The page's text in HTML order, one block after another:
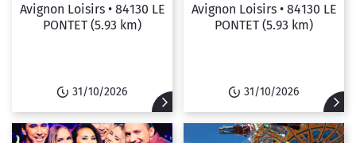
Avignon Loisirs • 84130 LE
PONTET (5.93 km)
31/10/2026
Avignon Loisirs • 84130 LE
PONTET (5.93 km)
31/10/2026